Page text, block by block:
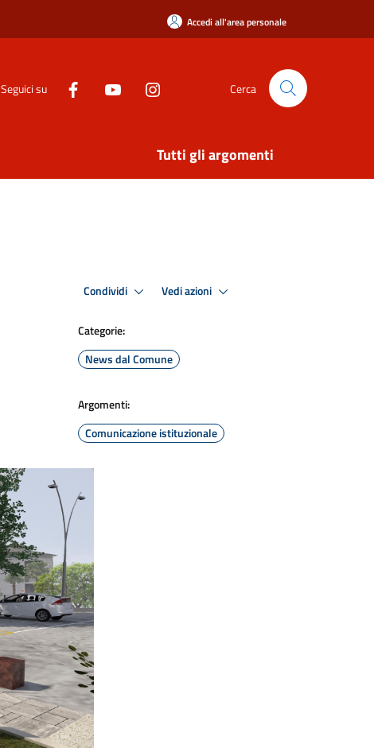
Accedi all'area personale
Seguici su Cerca
Tutti gli argomenti
Condividi Vedi azioni
Categorie:
News dal Comune
Argomenti:
Comunicazione istituzionale